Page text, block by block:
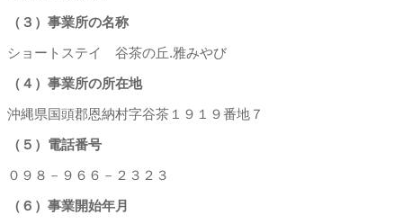
（３）事業所の名称
ショートステイ 谷茶の丘.雅みやび
（４）事業所の所在地
沖縄県国頭郡恩納村字谷茶１９１９番地７
（５）電話番号
０９８－９６６－２３２３
（６）事業開始年月